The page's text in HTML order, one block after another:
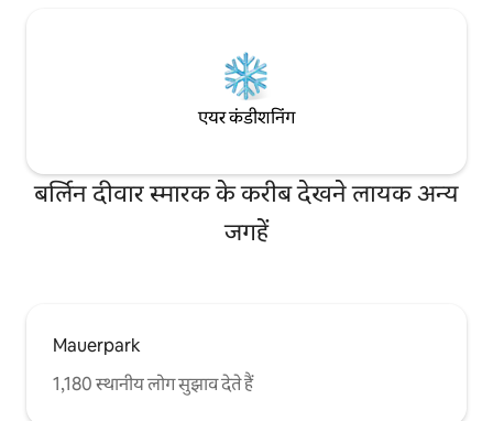
एयर कंडीशनिंग
बर्लिन दीवार स्मारक के करीब देखने लायक अन्य
जगहें
Mauerpark
1,180 स्थानीय लोग सुझाव देते हैं